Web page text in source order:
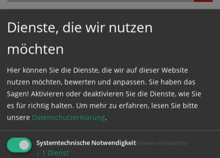
"Die Hilfe wirkt, die Hilfe kommt an"
06.07.2026 20:44
Caritas-Österreich-Vizepräsident Alexander Bodmann im
Kathpress-Gespräch über...
"Wasserwerk finanziert und nachhaltig aufgestellt"
06.07.2026 20:43
Caritas-Österreich-Vizepräsident Alexander Bodmann im
Kathpress-Gespräch über ein...
Dienste, die wir nutzen
möchten
Hier können Sie die Dienste, die wir auf dieser Website
nutzen möchten, bewerten und anpassen. Sie haben das
Sagen! Aktivieren oder deaktivieren Sie die Dienste, wie Sie
es für richtig halten. Um mehr zu erfahren, lesen Sie bitte
unsere Datenschutzerklärung.
Systemtechnische Notwendigkeit (immer erforderlich)
↓ 1 Dienst